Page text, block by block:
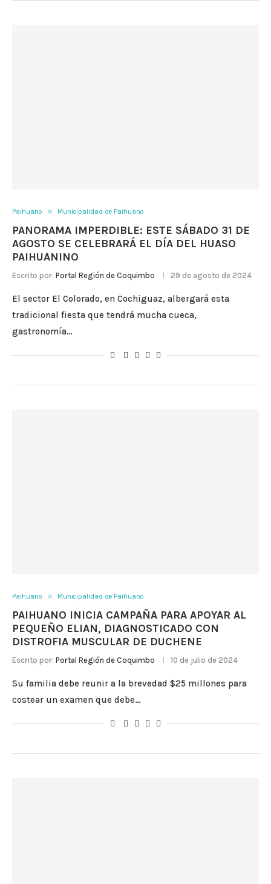
Paihuano Municipalidad de Paihuano
PANORAMA IMPERDIBLE: ESTE SÁBADO 31 DE
AGOSTO SE CELEBRARÁ EL DÍA DEL HUASO
PAIHUANINO
Escrito por: Portal Región de Coquimbo 29 de agosto de 2024
El sector El Colorado, en Cochiguaz, albergará esta
tradicional fiesta que tendrá mucha cueca,
gastronomía…
Paihuano Municipalidad de Paihuano
PAIHUANO INICIA CAMPAÑA PARA APOYAR AL
PEQUEÑO ELIAN, DIAGNOSTICADO CON
DISTROFIA MUSCULAR DE DUCHENE
Escrito por: Portal Región de Coquimbo 10 de julio de 2024
Su familia debe reunir a la brevedad $25 millones para
costear un examen que debe…